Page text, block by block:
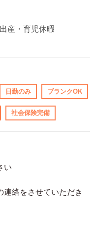
産・育児休暇
日勤のみ ブランクOK
社会保険完備
い
連絡をさせていただき